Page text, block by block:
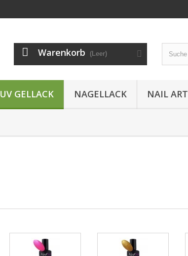
Warenkorb (Leer)
UV GELLACK NAGELLACK NAIL ART